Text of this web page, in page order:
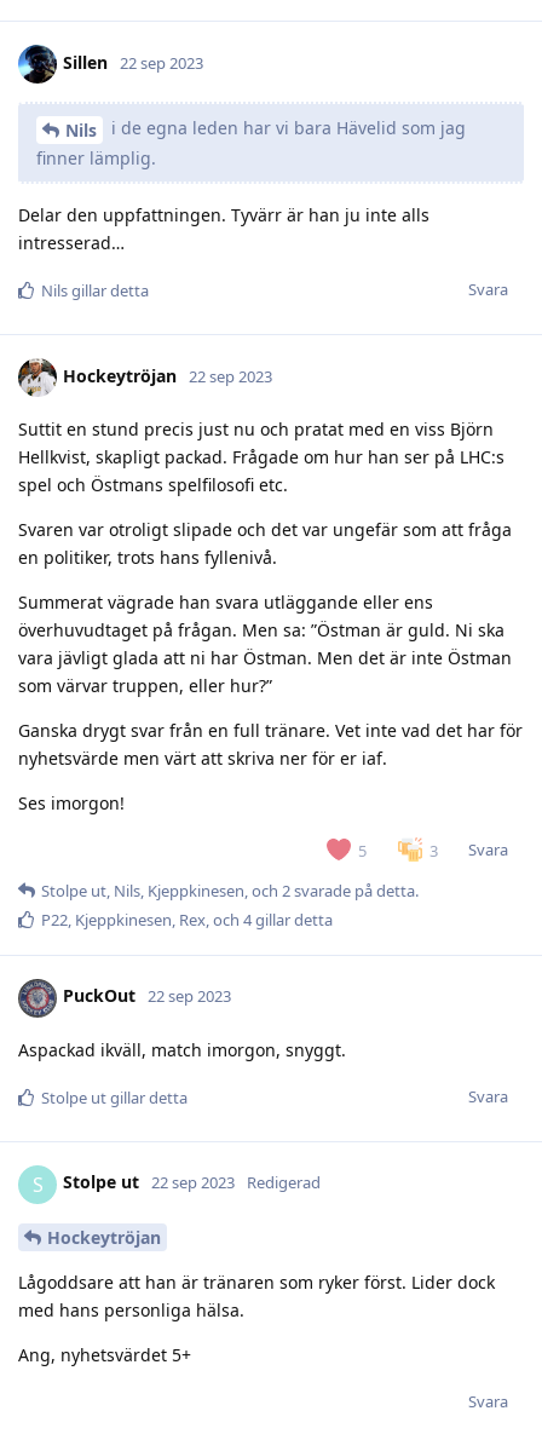
Sillen 22 sep 2023
Nils
i de egna leden har vi bara Hävelid som jag
finner lämplig.
Delar den uppfattningen. Tyvärr är han ju inte alls
intresserad…
Svara
Nilsgillar detta
Hockeytröjan 22 sep 2023
Suttit en stund precis just nu och pratat med en viss Björn
Hellkvist, skapligt packad. Frågade om hur han ser på LHC:s
spel och Östmans spelfilosofi etc.
Svaren var otroligt slipade och det var ungefär som att fråga
en politiker, trots hans fyllenivå.
Summerat vägrade han svara utläggande eller ens
överhuvudtaget på frågan. Men sa: ”Östman är guld. Ni ska
vara jävligt glada att ni har Östman. Men det är inte Östman
som värvar truppen, eller hur?”
Ganska drygt svar från en full tränare. Vet inte vad det har för
nyhetsvärde men värt att skriva ner för er iaf.
Ses imorgon!
5 3
Svara
Stolpe ut, Nils, Kjeppkinesen, och 2svarade på detta.
P22, Kjeppkinesen, Rex, och 4gillar detta
PuckOut 22 sep 2023
Aspackad ikväll, match imorgon, snyggt.
Svara
Stolpe utgillar detta
S Stolpe ut 22 sep 2023 Redigerad
Hockeytröjan
Lågoddsare att han är tränaren som ryker först. Lider dock
med hans personliga hälsa.
Ang, nyhetsvärdet 5+
Svara